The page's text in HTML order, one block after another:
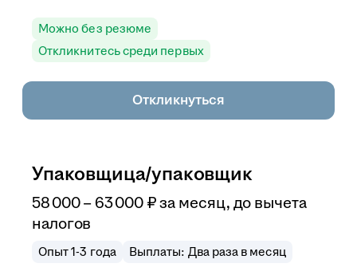
Можно без резюме
Откликнитесь среди первых
Откликнуться
Упаковщица/упаковщик
58 000–63 000 ₽ за месяц, до вычета
налогов
Опыт 1-3 года Выплаты: Два раза в месяц